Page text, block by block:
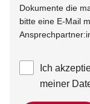
Dokumente die
bitte eine E-Mail
Ich
meiner